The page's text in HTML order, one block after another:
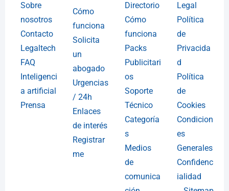
Sobre
nosotros
Contacto
Legaltech
FAQ
Inteligenci
a artificial
Prensa
Cómo
funciona
Solicita
un
abogado
Urgencias
/ 24h
Enlaces
de interés
Registrar
me
Directorio
Cómo
funciona
Packs
Publicitari
os
Soporte
Técnico
Categoría
s
Medios
de
comunica
Legal
Política
de
Privacida
d
Política
de
Cookies
Condicion
es
Generales
Confidenc
ialidad